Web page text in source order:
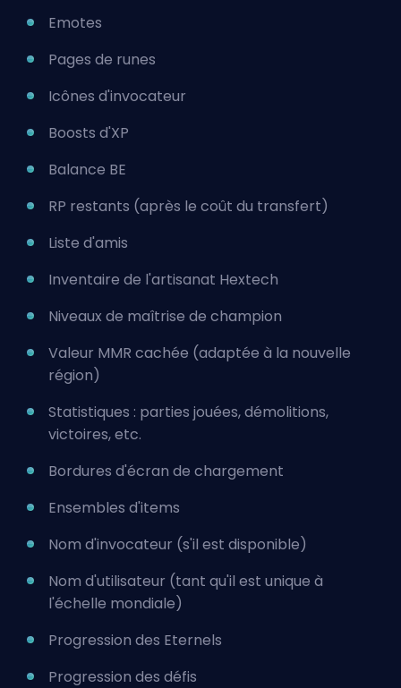
Emotes
Pages de runes
Icônes d'invocateur
Boosts d'XP
Balance BE
RP restants (après le coût du transfert)
Liste d'amis
Inventaire de l'artisanat Hextech
Niveaux de maîtrise de champion
Valeur MMR cachée (adaptée à la nouvelle
région)
Statistiques : parties jouées, démolitions,
victoires, etc.
Bordures d'écran de chargement
Ensembles d'items
Nom d'invocateur (s'il est disponible)
Nom d'utilisateur (tant qu'il est unique à
l'échelle mondiale)
Progression des Eternels
Progression des défis